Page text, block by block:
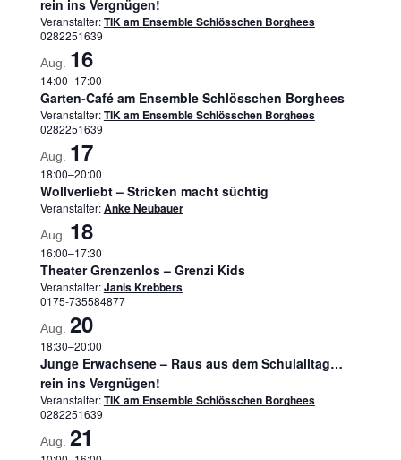
rein ins Vergnügen!
Veranstalter:TIK am Ensemble Schlösschen Borghees
0282251639
Aug. 16
14:00–17:00
Garten-Café am Ensemble Schlösschen Borghees
Veranstalter:TIK am Ensemble Schlösschen Borghees
0282251639
Aug. 17
18:00–20:00
Wollverliebt – Stricken macht süchtig
Veranstalter:Anke Neubauer
Aug. 18
16:00–17:30
Theater Grenzenlos – Grenzi Kids
Veranstalter:Janis Krebbers
0175-735584877
Aug. 20
18:30–20:00
Junge Erwachsene – Raus aus dem Schulalltag…
rein ins Vergnügen!
Veranstalter:TIK am Ensemble Schlösschen Borghees
0282251639
Aug. 21